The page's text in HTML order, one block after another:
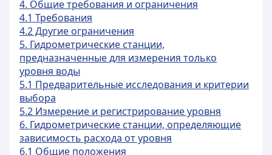
4. Общие требования и ограничения
4.1 Требования
4.2 Другие ограничения
5. Гидрометрические станции,
предназначенные для измерения только
уровня воды
5.1 Предварительные исследования и критерии
выбора
5.2 Измерение и регистрирование уровня
6. Гидрометрические станции, определяющие
зависимость расхода от уровня
6.1 Общие положения